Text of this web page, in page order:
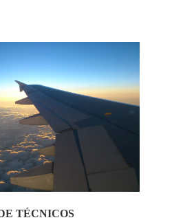
TÉCNICOS